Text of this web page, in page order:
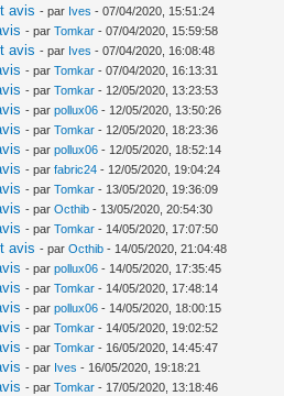
avis - par Ives - 07/04/2020, 15:51:24
- parTomkar - 07/04/2020, 15:59:58
avis - par Ives - 07/04/2020, 16:08:48
- parTomkar - 07/04/2020, 16:13:31
- parTomkar - 12/05/2020, 13:23:53
- parpollux06 - 12/05/2020, 13:50:26
- parTomkar - 12/05/2020, 18:23:36
- parpollux06 - 12/05/2020, 18:52:14
- parfabric24 - 12/05/2020, 19:04:24
- parTomkar - 13/05/2020, 19:36:09
- parOcthib - 13/05/2020, 20:54:30
- parTomkar - 14/05/2020, 17:07:50
avis - parOcthib - 14/05/2020, 21:04:48
- parpollux06 - 14/05/2020, 17:35:45
- parTomkar - 14/05/2020, 17:48:14
- parpollux06 - 14/05/2020, 18:00:15
- parTomkar - 14/05/2020, 19:02:52
- parTomkar - 16/05/2020, 14:45:47
- par Ives - 16/05/2020, 19:18:21
- parTomkar - 17/05/2020, 13:18:46